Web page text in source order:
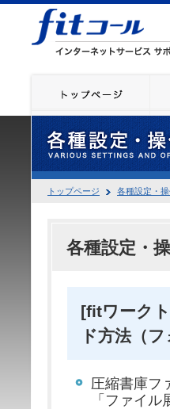
トップページ 各種設定・
各種設定・
[fitワーク
ド方法（
圧縮書庫フ
「ファイル